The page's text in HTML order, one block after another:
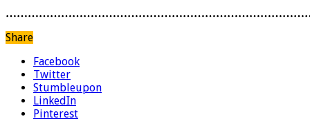
Share
Facebook
Twitter
Stumbleupon
LinkedIn
Pinterest